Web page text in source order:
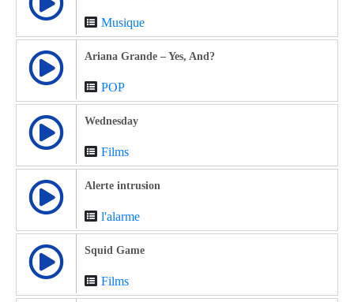
Musique
Ariana Grande – Yes, And?
POP
Wednesday
Films
Alerte intrusion
l'alarme
Squid Game
Films